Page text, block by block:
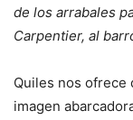
de los arrabales
Carpentier, al
Quiles nos ofrece
imagen